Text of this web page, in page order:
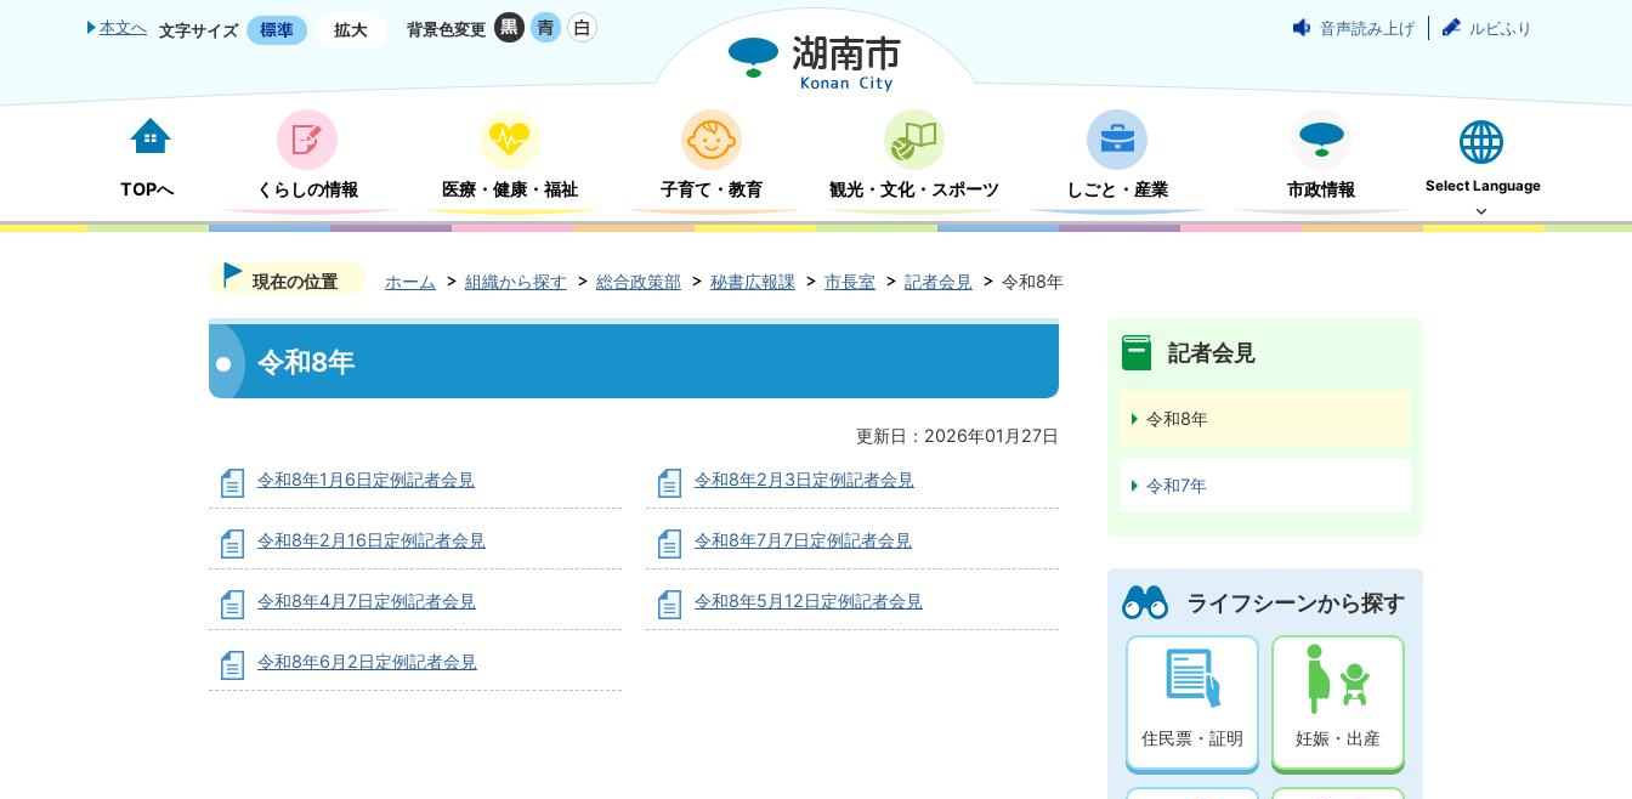
本文へ 文字サイズ 背景色変更 音声読み上げ ルビふり
TOPへ くらしの情報 医療・健康・福祉 子育て・教育 観光・文化・スポーツ しごと・産業 市政情報 Select Language
現在の位置 ホーム 組織から探す 総合政策部 秘書広報課 市長室 記者会見 令和8年
令和8年
更新日：2026年01月27日
令和8年1月6日定例記者会見 令和8年2月3日定例記者会見
令和8年2月16日定例記者会見 令和8年7月7日定例記者会見
令和8年4月7日定例記者会見 令和8年5月12日定例記者会見
令和8年6月2日定例記者会見
記者会見
令和8年
令和7年
ライフシーンから探す
住民票・証明 妊娠・出産